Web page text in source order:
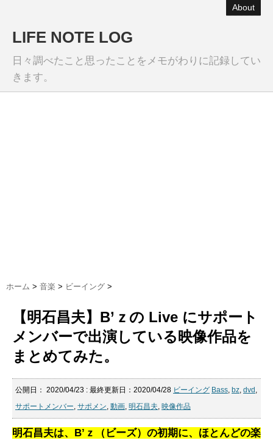
About
LIFE NOTE LOG
日々調べたこと思ったことをメモがわりに記録してい
きます。
ホーム > 音楽 > ビーイング >
【明石昌夫】B’ｚの Live にサポート
メンバーで出演している映像作品を
まとめてみた。
公開日： 2020/04/23 : 最終更新日：2020/04/28 ビーイング Bass, bz, dvd ,
サポートメンバー, サポメン, 動画, 明石昌夫, 映像作品
明石昌夫は、B’ｚ（ビーズ）の初期に、ほとんどの楽